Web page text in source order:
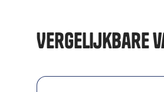
Vergelijkbare